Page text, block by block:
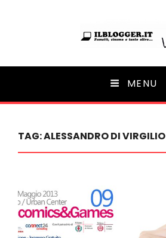
Ilblogger.it
Il portalino di blog | MENU
TAG:ALESSANDRO DI VIRGILIO